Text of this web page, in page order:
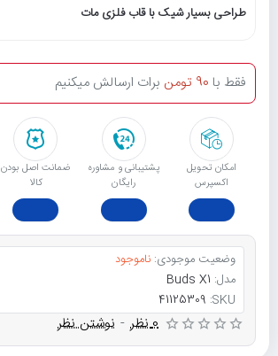
طراحی بسیار شیک با قاب فلزی مات
امکان تحویل
اکسپرس
پشتیبانی و مشاوره
رایگان
ﺿﻤﺎﻧﺖ اﺻﻞ ﺑﻮدن
ﮐﺎﻟﺎ
فقط با 90 تومن برات ارسالش میکنیم
وضعیت موجودی: ناموجود
مدل: Buds X1
SKU:
41125309
0 نظر - نوشتن نظر